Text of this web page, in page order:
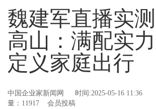
魏建军直播实
高山：满配实
定义家庭出行
中国企业家新闻网 时间:2025-05-16 11:36
量：11917 会员投稿